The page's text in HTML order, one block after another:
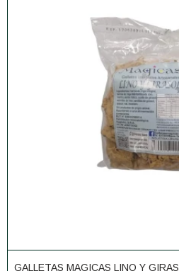
GALLETAS MAGICAS LINO Y